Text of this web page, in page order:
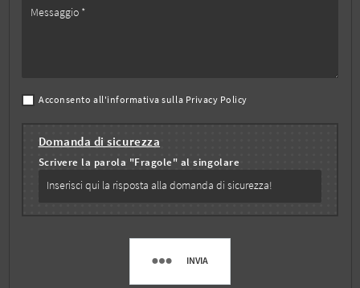
Acconsento all'informativa sulla Privacy Policy
Domanda di sicurezza
Scrivere la parola "Fragole" al singolare
INVIA